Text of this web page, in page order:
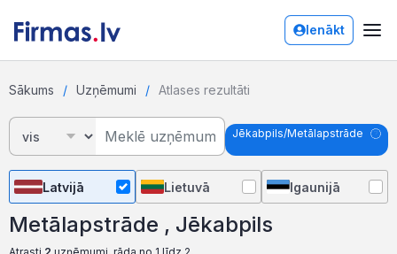
Ienākt
Sākums Uzņēmumi Atlases rezultāti
Jēkabpils/Metālapstrāde
Latvijā Lietuvā Igaunijā
Metālapstrāde , Jēkabpils